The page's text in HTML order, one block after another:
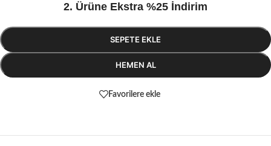
2. Ürüne Ekstra %25 İndirim
SEPETE EKLE
HEMEN AL
Favorilere ekle